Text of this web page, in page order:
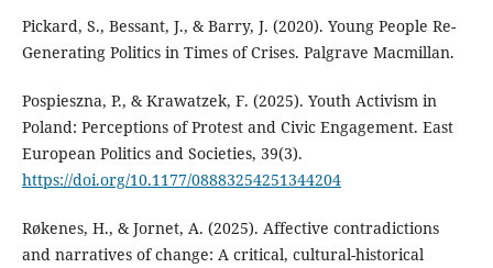
Pickard, S., Bessant, J., & Barry, J. (2020). Young People Re-
Generating Politics in Times of Crises. Palgrave Macmillan.
Pospieszna, P., & Krawatzek, F. (2025). Youth Activism in
Poland: Perceptions of Protest and Civic Engagement. East
European Politics and Societies, 39(3).
https://doi.org/10.1177/08883254251344204
Røkenes, H., & Jornet, A. (2025). Affective contradictions
and narratives of change: A critical, cultural-historical